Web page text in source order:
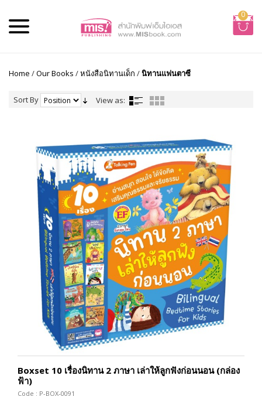
0
Home /Our Books /หนังสือนิทานเด็ก /นิทานแฟนตาซี
Sort By View as:
Boxset 10 เรื่องนิทาน 2 ภาษา เล่าให้ลูกฟังก่อนนอน (กล่อง
ฟ้า)
Code : P-BOX-0091